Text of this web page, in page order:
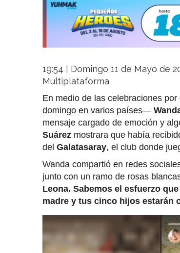
19:54 | Domingo 11 de Mayo de
Multiplataforma
En medio de las celebraciones
domingo en varios países—
mensaje cargado de emoción y
Suárez mostrara que había
del Galatasaray, el club donde
Wanda compartió en redes
junto con un ramo de rosas
Leona. Sabemos el esfuerzo
madre y tus cinco hijos estarán